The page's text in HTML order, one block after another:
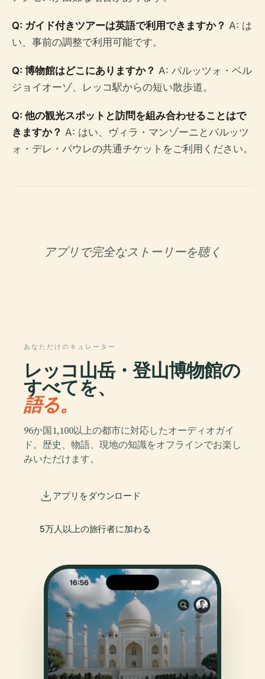
Q: ガイド付きツアーは英語で利用できますか？ A: は
い、事前の調整で利用可能です。
Q: 博物館はどこにありますか？ A: パルッツォ・ベル
ジョイオーゾ、レッコ駅からの短い散歩道。
Q: 他の観光スポットと訪問を組み合わせることはで
きますか？ A: はい、ヴィラ・マンゾーニとパルッツ
ォ・デレ・パウレの共通チケットをご利用ください。
アプリで完全なストーリーを聴く
あなただけのキュレーター
レッコ山岳・登山博物館の
すべてを、
語る。
96か国1,100以上の都市に対応したオーディオガイ
ド。歴史、物語、現地の知識をオフラインでお楽し
みいただけます。
アプリをダウンロード
5万人以上の旅行者に加わる